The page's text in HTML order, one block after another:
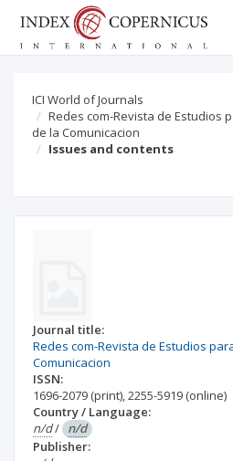
ICI World of Journals
Redes com-Revista de Estudios
de la Comunicacion
Issues and contents
Journal title:
Redes com-Revista de Estudios
Comunicacion
ISSN:
1696-2079 (print),2255-5919 (online)
Country / Language:
n/d/ n/d
Publisher: